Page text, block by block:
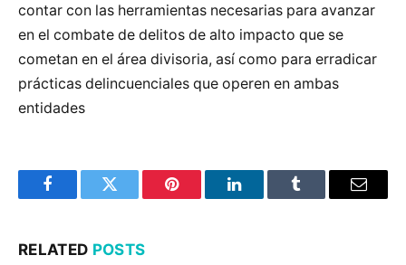
contar con las herramientas necesarias para avanzar
en el combate de delitos de alto impacto que se
cometan en el área divisoria, así como para erradicar
prácticas delincuenciales que operen en ambas
entidades
FacebookTwitter Pinterest LinkedInTumblr Email
RELATED POSTS